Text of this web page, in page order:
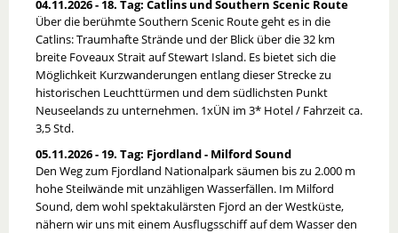
04.11.2026 - 18. Tag: Catlins und Southern Scenic Route
Über die berühmte Southern Scenic Route geht es in die
Catlins: Traumhafte Strände und der Blick über die 32 km
breite Foveaux Strait auf Stewart Island. Es bietet sich die
Möglichkeit Kurzwanderungen entlang dieser Strecke zu
historischen Leuchttürmen und dem südlichsten Punkt
Neuseelands zu unternehmen. 1xÜN im 3* Hotel / Fahrzeit ca.
3,5 Std.
05.11.2026 - 19. Tag: Fjordland - Milford Sound
Den Weg zum Fjordland Nationalpark säumen bis zu 2.000 m
hohe Steilwände mit unzähligen Wasserfällen. Im Milford
Sound, dem wohl spektakulärsten Fjord an der Westküste,
nähern wir uns mit einem Ausflugsschiff auf dem Wasser den